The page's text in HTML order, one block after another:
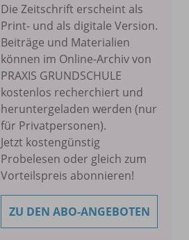
Die Zeitschrift erscheint als
Print- und als digitale Version.
Beiträge und Materialien
können im Online-Archiv von
PRAXIS GRUNDSCHULE
kostenlos recherchiert und
heruntergeladen werden (nur
für Privatpersonen).
Jetzt kostengünstig
Probelesen oder gleich zum
Vorteilspreis abonnieren!
ZU DEN ABO-ANGEBOTEN